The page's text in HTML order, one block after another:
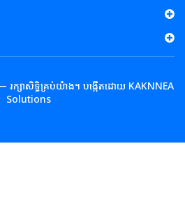
សាសិទ្ធិគ្រប់យ៉ាង។ បង្កើតដោយ KAKNNEA
Solutions